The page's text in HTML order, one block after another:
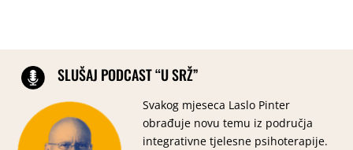
SLUŠAJ PODCAST “U SRŽ”
Svakog mjeseca Laslo Pinter
obrađuje novu temu iz područja
integrativne tjelesne psihoterapije.